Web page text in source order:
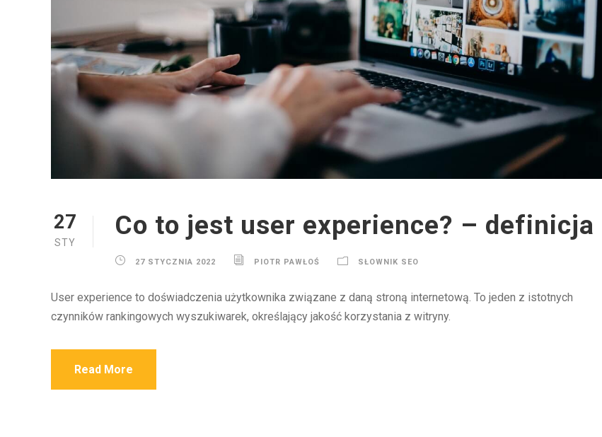
27
STY
Co to jest user experience? – definicja
27 STYCZNIA 2022 PIOTR PAWŁOŚ SŁOWNIK SEO
User experience to doświadczenia użytkownika związane z daną stroną internetową. To jeden z istotnych
czynników rankingowych wyszukiwarek, określający jakość korzystania z witryny.
Read More